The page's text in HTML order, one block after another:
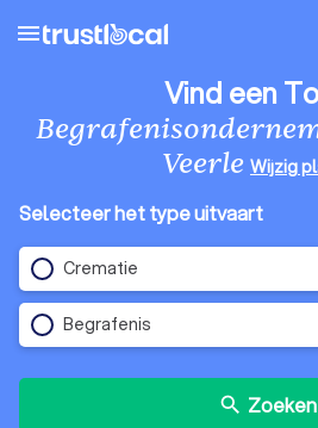
menu
Vind een
Veerle Wijzig
Selecteer het type uitvaart
Crematie
Begrafenis
search Zoeken